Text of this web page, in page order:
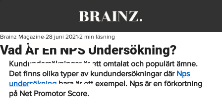
Vad Är En NPS Undersökning?
Brainz Magazine 28 juni 2021 2 min läsning
Kundundersökningar är ett omtalat och populärt ämne.
Det finns olika typer av kundundersökningar där Nps
undersökning bara är ett exempel. Nps är en förkortning
på Net Promotor Score.